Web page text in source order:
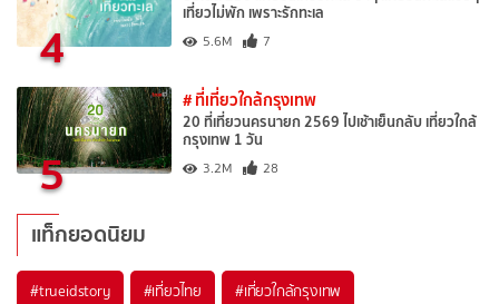
4 เที่ยวไม่พัก เพราะรักทะเล
5.6M 7
5
# ที่เที่ยวใกล้กรุงเทพ
20 ที่เที่ยวนครนายก 2569 ไปเช้าเย็นกลับ เที่ยวใกล้
กรุงเทพ 1 วัน
3.2M 28
แท็กยอดนิยม
#trueidstory #เที่ยวไทย #เที่ยวใกล้กรุงเทพ